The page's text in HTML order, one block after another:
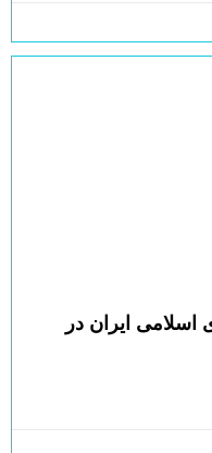
ایران در